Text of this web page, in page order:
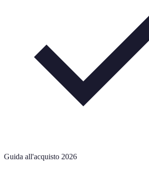
Guida all'acquisto 2026